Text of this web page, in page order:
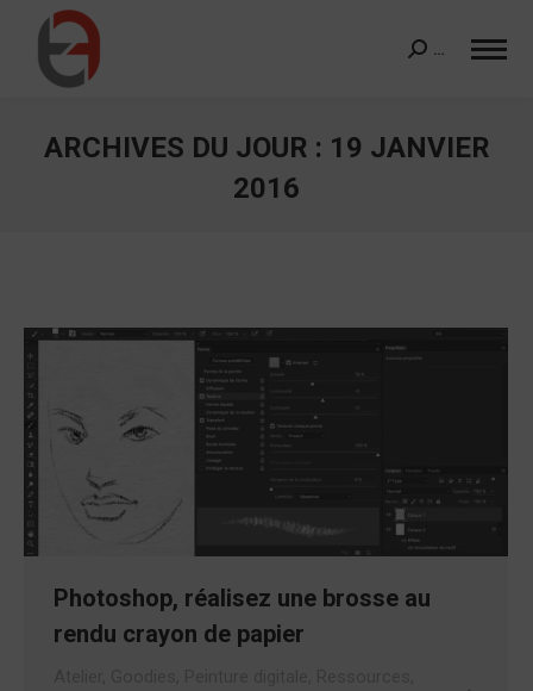
Search:
ARCHIVES DU JOUR : 19 JANVIER
2016
Photoshop, réalisez une brosse au
rendu crayon de papier